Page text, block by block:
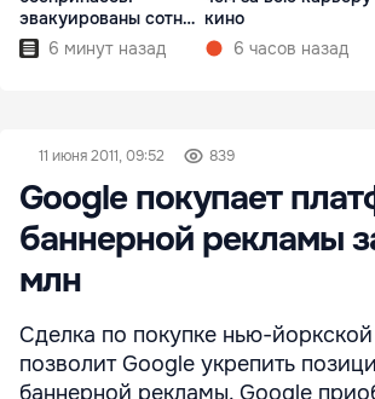
эвакуированы сотни
людей6 минут назад
кино
6 часов назад
11 июня 2011, 09:52 839
Google покупает
баннерной рекламы
млн
Сделка по покупке нью-
позволит Google укрепить
баннерной рекламы. Google